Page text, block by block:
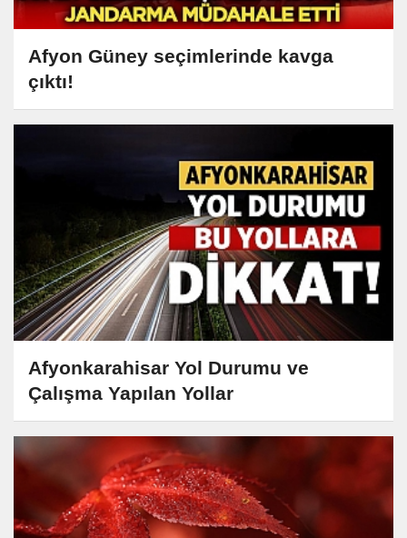
Afyon Güney seçimlerinde kavga
çıktı!
Afyonkarahisar Yol Durumu ve
Çalışma Yapılan Yollar